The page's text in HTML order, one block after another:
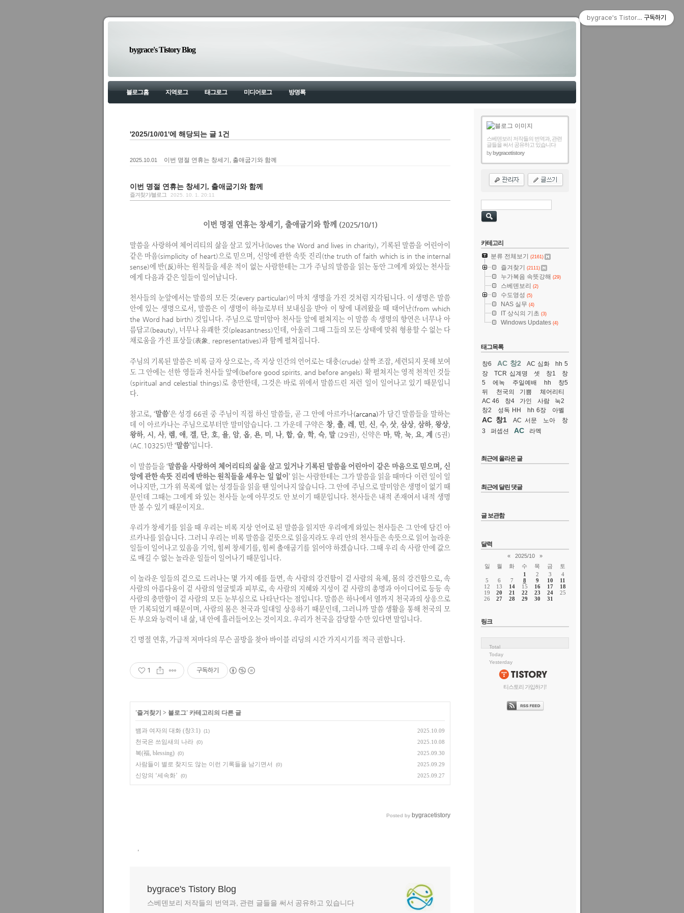
bygrace's Tistory Blog
블로그홈 지역로그 태그로그 미디어로그 방명록
'2025/10/01'에 해당되는 글 1건
2025.10.01 이번 명절 연휴는 창세기, 출애굽기와 함께
이번 명절 연휴는 창세기, 출애굽기와 함께
즐겨찾기/블로그 2025. 10. 1. 20:11
이번 명절 연휴는 창세기, 출애굽기와 함께 (2025/10/1)
말씀을 사랑하여 체어리티의 삶을 살고 있거나(loves the Word and lives in charity), 기록된 말씀을 어린아이
같은 마음(simplicity of heart)으로 믿으며, 신앙에 관한 속뜻 진리 (the truth of faith which is in the internal
sense)에 반(反)하는 원칙들을 세운 적이 없는 사람한테는 그가 주님의 말씀을 읽는 동안 그에게 와있는 천사들
에게 다음과 같은 일들이 일어납니다.
천사들의 눈앞에서는 말씀의 모든 것 (every particular)이 마치 생명을 가진 것처럼 지각됩니다. 이 생명은 말씀
안에 있는 생명으로서, 말씀은 이 생명이 하늘로부터 보내심을 받아 이 땅에 내려왔을 때 태어난(from which
the Word had birth) 것입니다. 주님으로 말미암아 천사들 앞에 펼쳐지는 이 말씀 속 생명의 향연은 너무나 아
름답고(beauty), 너무나 유쾌한 것 (pleasantness)인데, 아울러 그때 그들의 모든 상태에 맞춰 형용할 수 없는 다
채로움을 가진 표상들(表象 , representatives)과 함께 펼쳐집니다.
주님의 기록된 말씀은 비록 글자 상으로는, 즉 지상 인간의 언어로는 대충(crude) 살짝 조잡, 세련되지 못해 보여
도 그 안에는 선한 영들과 천사들 앞에(before good spirits, and before angels) 확 펼쳐지는 영적 천적인 것들
(spiritual and celestial things)로 충만한데, 그것은 바로 위에서 말씀드린 저런 일이 일어나고 있기 때문입니
다.
참고로, ‘말씀’은 성경 66권 중 주님이 직접 하신 말씀들, 곧 그 안에 아르카나(arcana)가 담긴 말씀들을 말하는
데 이 아르카나는 주님으로부터만 말미암습니다. 그 가운데 구약은창, 출, 레, 민, 신, 수,삿,삼상,삼하,왕상,
왕하, 시, 사, 렘, 애, 겔, 단, 호, 욜, 암, 옵, 욘, 미, 나, 합, 습, 학, 슥, 말 (29권), 신약은 마, 막, 눅, 요, 계 (5권)
(AC.10325)만‘말씀’입니다.
이 말씀들을 ‘말씀을 사랑하여 체어리티의 삶을 살고 있거나 기록된 말씀을 어린아이 같은 마음으로 믿으며, 신
앙에 관한 속뜻 진리에 반하는 원칙들을 세우는 일 없이’ 읽는 사람한테는 그가 말씀을 읽을 때마다 이런 일이 일
어나지만,그가 위 목록에 없는 성경들을 읽을 땐 일어나지 않습니다. 그 안에 주님으로 말미암은 생명이 없기 때
문인데 그때는 그에게 와 있는 천사들 눈에 아무것도 안 보이기 때문입니다. 천사들은 내적 존재여서 내적 생명
만 볼 수 있기 때문이지요.
우리가 창세기를 읽을 때 우리는 비록 지상 언어로 된 말씀을 읽지만 우리에게 와있는 천사들은 그 안에 담긴 아
르카나를 읽습니다. 그러니 우리는 비록 말씀을 겉뜻으로 읽을지라도 우리 안의 천사들은 속뜻으로 읽어 놀라운
일들이 일어나고 있음을 기억, 힘써 창세기를, 힘써 출애굽기를 읽어야 하겠습니다. 그때 우리 속 사람 안에 값으
로 매길 수 없는 놀라운 일들이 일어나기 때문입니다.
이 놀라운 일들의 겉으로 드러나는 몇 가지 예를 들면, 속 사람의 강건함이 겉 사람의 육체, 몸의 강건함으로, 속
사람의 아름다움이 겉 사람의 얼굴빛과 피부로, 속 사람의 지혜와 지성이 겉 사람의 총명과 아이디어로 등등 속
사람의 충만함이 겉 사람의 모든 눈부심으로 나타난다는 점입니다. 말씀은 하나에서 열까지 천국과의 상응으로
만 기록되었기 때문이며, 사람의 몸은 천국과 일대일 상응하기 때문인데, 그러니까 말씀 생활을 통해 천국의 모
든 부요와 능력이 내 삶, 내 안에 흘러들어오는 것이지요. 우리가 천국을 감당할 수만 있다면 말입니다.
긴 명절 연휴, 가급적 저마다의 무슨 골방을 찾아 바이블 리딩의 시간 가지시기를 적극 권합니다.
1 구독하기
'즐겨찾기 > 블로그' 카테고리의 다른 글
뱀과 여자의 대화 (창3:1) (1) 2025.10.09
천국은 쓰임새의 나라 (0) 2025.10.08
복(福, blessing) (0) 2025.09.30
사람들이 별로 찾지도 않는 이런 기록들을 남기면서 (0) 2025.09.29
신앙의 ‘세속화’ (0) 2025.09.27
Posted by bygracetistory
,
bygrace's Tistory Blog
스베덴보리 저작들의 번역과, 관련 글들을 써서 공유하고 있습니다
스베덴보리 저작들의 번역과, 관련
글들을 써서 공유하고 있습니다
bybygracetistory
카테고리
분류 전체보기
(2161)
즐겨찾기 (2111)
누가복음 속뜻강해 (29)
스베덴보리 (2)
수도영성 (5)
NAS 실무 (4)
IT 상식의 기초 (3)
Windows Updates (4)
태그목록
창6 AC 창2 AC 심화
hh 5
장
TCR 십계명 셋 창1
창
5
에녹 주일예배 hh
창5
뒤
천국의 기쁨
체어리티
AC 46
창4 가인 사람
눅2
창2
성독 HH hh 6장 아벨
AC 창1 AC 서문 노아
창
3
퍼셉션 AC 라멕
최근에 올라온 글
최근에 달린 댓글
글 보관함
달력
« 2025/10
»
일
월 화 수 목 금
토
1
2 3
4
5
6 7 8 9 10
11
12
13 14 15 16 17
18
19
20 21 22 23 24
25
26
27 28 29 30 31
링크
Total
Today
Yesterday
티스토리 가입하기!
bygrace's Tistory Blog
구독하기